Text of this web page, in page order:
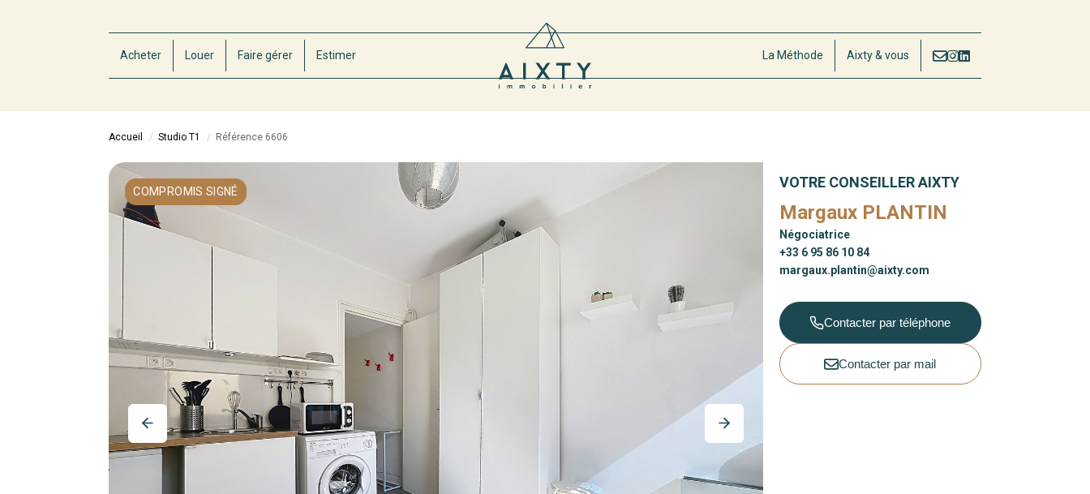
Acheter Louer Faire gérer Estimer La Méthode Aixty & vous
Accueil Studio T1 Référence 6606
COMPROMIS SIGNÉ
VOTRE CONSEILLER AIXTY
Margaux PLANTIN
Négociatrice
+33 6 95 86 10 84
margaux.plantin@aixty.com
Contacter par téléphone
Contacter par mail